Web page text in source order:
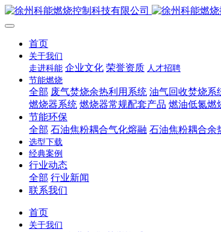
首页
关于我们
走进科能 企业文化 荣誉资质 人才招聘
节能燃烧
全部 废气焚烧余热利用系统 油气回收焚烧系
燃烧器系统 燃烧器常规配套产品 燃油低氮燃
节能环保
全部 石油焦粉耦合气化熔融 石油焦粉耦合余
选型下载
经典案例
行业动态
全部 行业新闻
联系我们
首页
关于我们